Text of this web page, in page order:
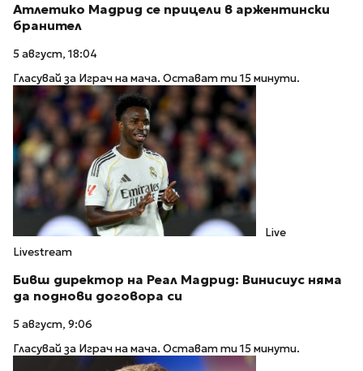
Атлетико Мадрид се прицели в аржентински
бранител
5 август, 18:04
Гласувай за Играч на мача. Остават ти 15 минути.
Live
Livestream
Бивш директор на Реал Мадрид: Винисиус няма
да поднови договора си
5 август, 9:06
Гласувай за Играч на мача. Остават ти 15 минути.